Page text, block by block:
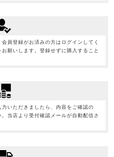
員登録がお済みの方はログインしてく
願いします。登録せずに購入すること
いただきましたら、内容をご確認の
当店より受付確認メールが自動配信さ